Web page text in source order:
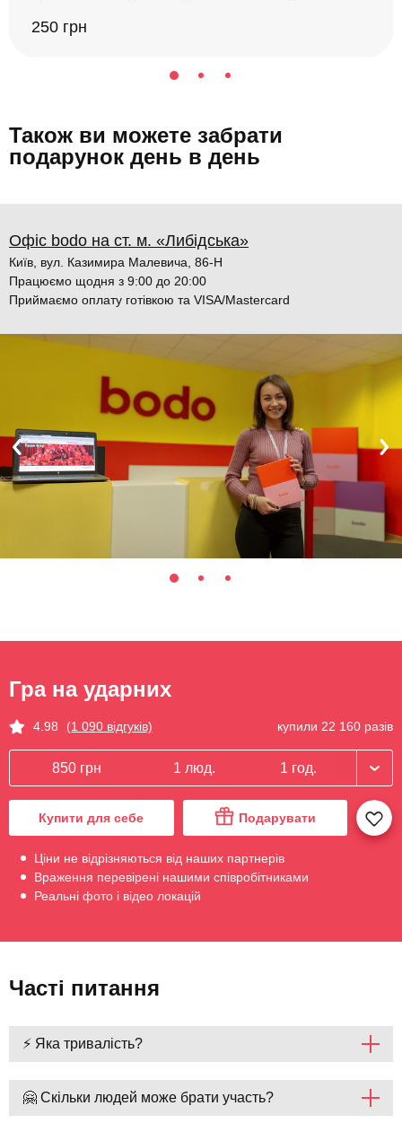
250 грн
Також ви можете забрати
подарунок день в день
Офіс bodo на ст. м. «Либідська»
Київ, вул. Казимира Малевича, 86-Н
Працюємо щодня з 9:00 до 20:00
Приймаємо оплату готівкою та VISA/Mastercard
Гра на ударних
4.98 (1 090 відгуків) купили 22 160 разів
850 грн 1 люд. 1 год.
Купити для себе Подарувати
Ціни не відрізняються від наших партнерів
Враження перевірені нашими співробітниками
Реальні фото і відео локацій
Часті питання
⚡ Яка тривалість?
🤗 Скільки людей може брати участь?